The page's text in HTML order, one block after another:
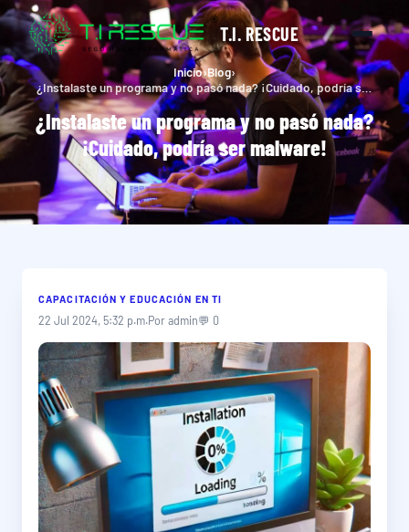
T.I. RESCUE
Inicio›Blog›
¿Instalaste un programa y no pasó nada? ¡Cuidado, podría ser malware!
¿Instalaste un programa y no pasó nada?
¡Cuidado, podría ser malware!
CAPACITACIÓN Y EDUCACIÓN EN TI
22 Jul 2024, 5:32 p.m.Por admin💬 0